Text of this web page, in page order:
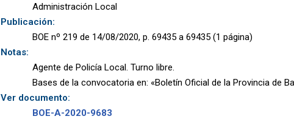
Administración Local
Publicación:
BOE nº 219 de 14/08/2020, p. 69435 a 69435 (1 página)
Notas:
Agente de Policía Local. Turno libre.
Bases de la convocatoria en: «Boletín Oficial de la Provincia de
Ver documento:
BOE-A-2020-9683